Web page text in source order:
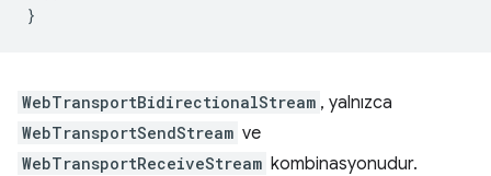
}
WebTransportBidirectionalStream , yalnızca
WebTransportSendStream ve
WebTransportReceiveStream kombinasyonudur.